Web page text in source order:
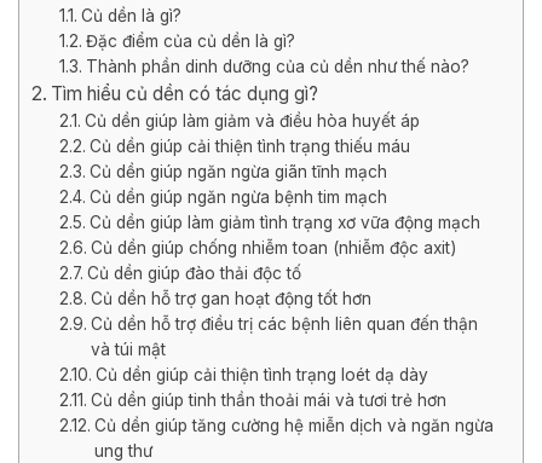
Củ dền là gì?
Đặc điểm của củ dền là gì?
Thành phần dinh dưỡng của củ dền như thế nào?
Tìm hiểu củ dền có tác dụng gì?
Củ dền giúp làm giảm và điều hòa huyết áp
Củ dền giúp cải thiện tình trạng thiếu máu
Củ dền giúp ngăn ngừa giãn tĩnh mạch
Củ dền giúp ngăn ngừa bệnh tim mạch
Củ dền giúp làm giảm tình trạng xơ vữa động mạch
Củ dền giúp chống nhiễm toan (nhiễm độc axit)
Củ dền giúp đào thải độc tố
Củ dền hỗ trợ gan hoạt động tốt hơn
Củ dền hỗ trợ điều trị các bệnh liên quan đến thận
và túi mật
Củ dền giúp cải thiện tình trạng loét dạ dày
Củ dền giúp tinh thần thoải mái và tươi trẻ hơn
Củ dền giúp tăng cường hệ miễn dịch và ngăn ngừa
ung thư